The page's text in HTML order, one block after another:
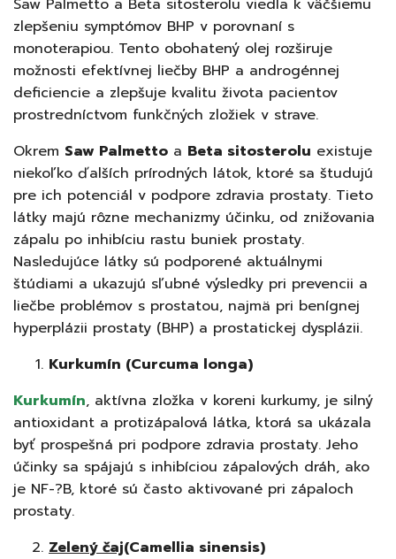
Saw Palmetto a Beta sitosterolu viedla k väčšiemu
zlepšeniu symptómov BHP v porovnaní s
monoterapiou. Tento obohatený olej rozširuje
možnosti efektívnej liečby BHP a androgénnej
deficiencie a zlepšuje kvalitu života pacientov
prostredníctvom funkčných zložiek v strave.
Okrem Saw Palmetto a Beta sitosterolu existuje
niekoľko ďalších prírodných látok, ktoré sa študujú
pre ich potenciál v podpore zdravia prostaty. Tieto
látky majú rôzne mechanizmy účinku, od znižovania
zápalu po inhibíciu rastu buniek prostaty.
Nasledujúce látky sú podporené aktuálnymi
štúdiami a ukazujú sľubné výsledky pri prevencii a
liečbe problémov s prostatou, najmä pri benígnej
hyperplázii prostaty (BHP) a prostatickej dysplázii.
Kurkumín (Curcuma longa)
Kurkumín, aktívna zložka v koreni kurkumy, je silný
antioxidant a protizápalová látka, ktorá sa ukázala
byť prospešná pri podpore zdravia prostaty. Jeho
účinky sa spájajú s inhibíciou zápalových dráh, ako
je NF-?B, ktoré sú často aktivované pri zápaloch
prostaty.
Zelený čaj(Camellia sinensis)